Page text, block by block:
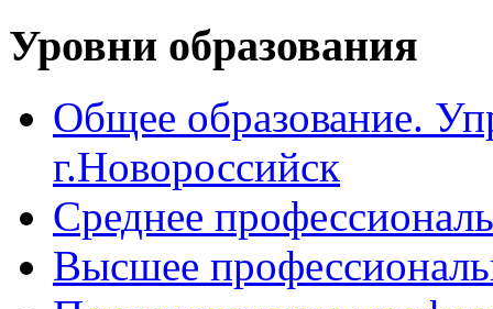
Уровни образования
Общее образование.
г.Новороссийск
Среднее
Высшее